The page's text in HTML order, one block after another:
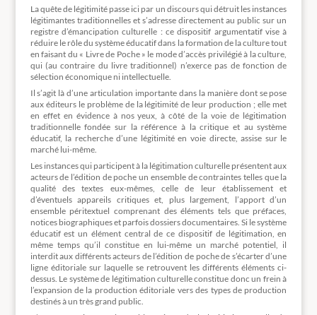
La quête de légitimité passe ici par un discours qui détruit les instances
légitimantes traditionnelles et s’adresse directement au public sur un
registre d’émancipation culturelle : ce dispositif argumentatif vise à
réduire le rôle du système éducatif dans la formation de la culture tout
en faisant du « Livre de Poche » le mode d’accès privilégié à la culture,
qui (au contraire du livre traditionnel) n’exerce pas de fonction de
sélection économique ni intellectuelle.
Il s’agit là d’une articulation importante dans la manière dont se pose
aux éditeurs le problème de la légitimité de leur production ; elle met
en effet en évidence à nos yeux, à côté de la voie de légitimation
traditionnelle fondée sur la référence à la critique et au système
éducatif, la recherche d’une légitimité en voie directe, assise sur le
marché lui-même.
Les instances qui participent à la légitimation culturelle présentent aux
acteurs de l’édition de poche un ensemble de contraintes telles que la
qualité des textes eux-mêmes, celle de leur établissement et
d’éventuels appareils critiques et, plus largement, l’apport d’un
ensemble péritextuel comprenant des éléments tels que préfaces,
notices biographiques et parfois dossiers documentaires. Si le système
éducatif est un élément central de ce dispositif de légitimation, en
même temps qu’il constitue en lui-même un marché potentiel, il
interdit aux différents acteurs de l’édition de poche de s’écarter d’une
ligne éditoriale sur laquelle se retrouvent les différents éléments ci-
dessus. Le système de légitimation culturelle constitue donc un frein à
l’expansion de la production éditoriale vers des types de production
destinés à un très grand public.